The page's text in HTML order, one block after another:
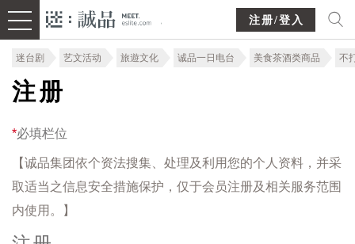
注册/登入
迷台剧 艺文活动 旅遊文化 诚品一日电台 美食茶酒类商品 不
注册
*必填栏位
【诚品集团依个资法搜集、处理及利用您的个人资料，并采
取适当之信息安全措施保护，仅于会员注册及相关服务范围
内使用。】